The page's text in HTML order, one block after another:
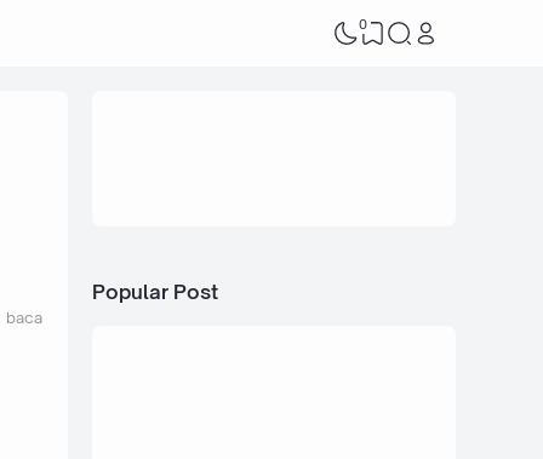
0
baca
Popular Post